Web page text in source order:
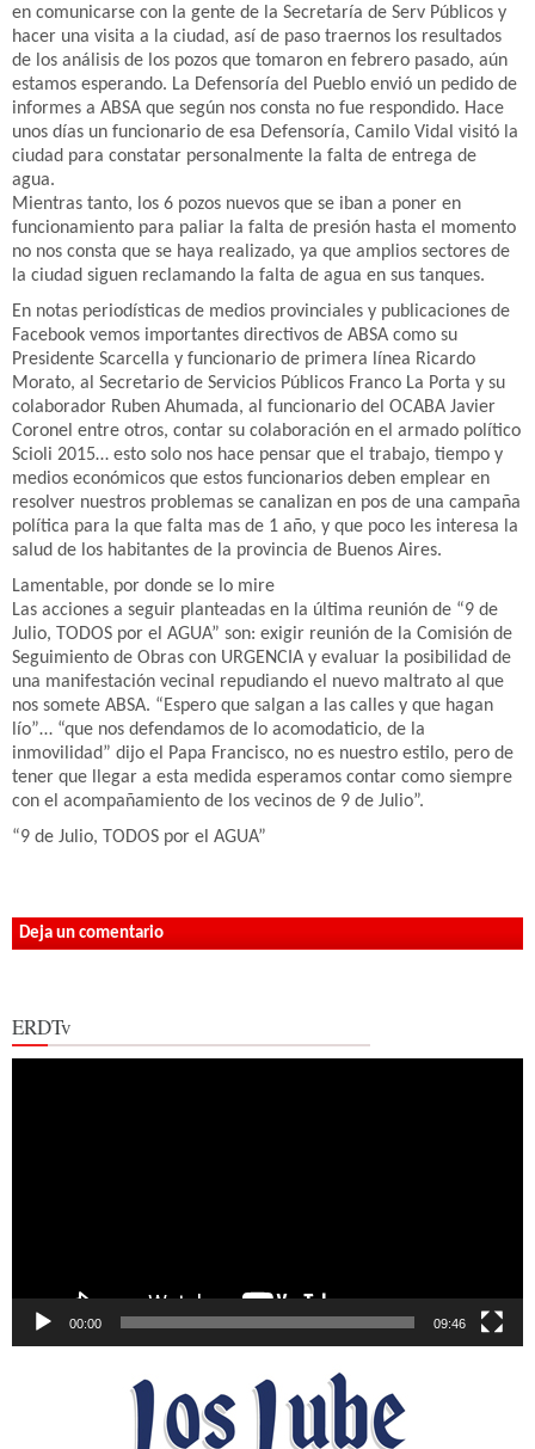
en comunicarse con la gente de la Secretaría de Serv Públicos y
hacer una visita a la ciudad, así de paso traernos los resultados
de los análisis de los pozos que tomaron en febrero pasado, aún
estamos esperando. La Defensoría del Pueblo envió un pedido de
informes a ABSA que según nos consta no fue respondido. Hace
unos días un funcionario de esa Defensoría, Camilo Vidal visitó la
ciudad para constatar personalmente la falta de entrega de
agua.
Mientras tanto, los 6 pozos nuevos que se iban a poner en
funcionamiento para paliar la falta de presión hasta el momento
no nos consta que se haya realizado, ya que amplios sectores de
la ciudad siguen reclamando la falta de agua en sus tanques.
En notas periodísticas de medios provinciales y publicaciones de
Facebook vemos importantes directivos de ABSA como su
Presidente Scarcella y funcionario de primera línea Ricardo
Morato, al Secretario de Servicios Públicos Franco La Porta y su
colaborador Ruben Ahumada, al funcionario del OCABA Javier
Coronel entre otros, contar su colaboración en el armado político
Scioli 2015… esto solo nos hace pensar que el trabajo, tiempo y
medios económicos que estos funcionarios deben emplear en
resolver nuestros problemas se canalizan en pos de una campaña
política para la que falta mas de 1 año, y que poco les interesa la
salud de los habitantes de la provincia de Buenos Aires.
Lamentable, por donde se lo mire
Las acciones a seguir planteadas en la última reunión de “9 de
Julio, TODOS por el AGUA” son: exigir reunión de la Comisión de
Seguimiento de Obras con URGENCIA y evaluar la posibilidad de
una manifestación vecinal repudiando el nuevo maltrato al que
nos somete ABSA. “Espero que salgan a las calles y que hagan
lío”… “que nos defendamos de lo acomodaticio, de la
inmovilidad” dijo el Papa Francisco, no es nuestro estilo, pero de
tener que llegar a esta medida esperamos contar como siempre
con el acompañamiento de los vecinos de 9 de Julio”.
“9 de Julio, TODOS por el AGUA”
Deja un comentario
ERDTv
00:00 09:46